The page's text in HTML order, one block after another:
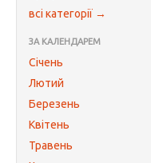
всі категорії →
ЗА КАЛЕНДАРЕМ
Січень
Лютий
Березень
Квітень
Травень